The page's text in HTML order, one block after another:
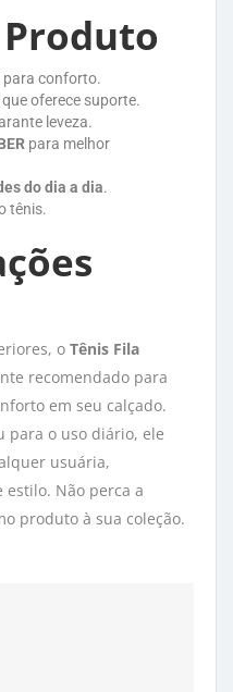
para conforto.
que oferece suporte.
leveza.
para melhor
do dia a dia.
tênis.
o Tênis Fila
recomendado para
em seu calçado.
para o uso diário, ele
usuária,
Não perca a
produto à sua coleção.